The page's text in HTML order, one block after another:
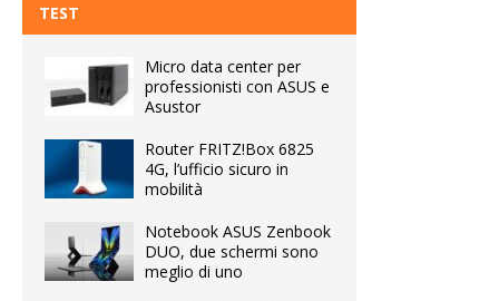
TEST
Micro data center per
professionisti con ASUS e
Asustor
Router FRITZ!Box 6825
4G, l’ufficio sicuro in
mobilità
Notebook ASUS Zenbook
DUO, due schermi sono
meglio di uno